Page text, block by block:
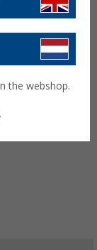
the webshop.